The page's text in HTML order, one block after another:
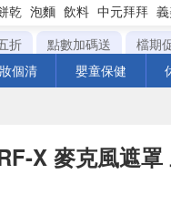
乾 泡麵 飲料 中元拜拜
折 點數加碼送
檔期
個清 嬰童保健
X 麥克風遮罩